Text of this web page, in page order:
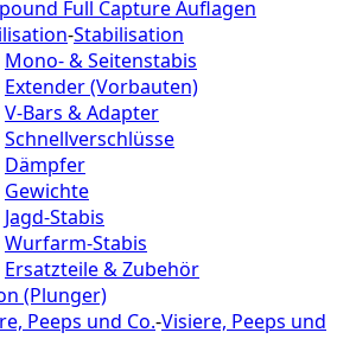
Full Capture Auflagen
-Stabilisation
Mono- & Seitenstabis
Extender (Vorbauten)
V-Bars & Adapter
Schnellverschlüsse
Dämpfer
Gewichte
Jagd-Stabis
Wurfarm-Stabis
Ersatzteile & Zubehör
(Plunger)
Peeps und Co.-Visiere, Peeps und